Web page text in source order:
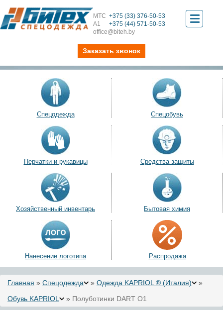
МТС +375 (33) 376-50-53
А1
+375 (44) 571-50-53
office@biteh.by
Toggle
Заказать звонок
Спецодежда Спецобувь
Перчатки и рукавицы Средства защиты
Хозяйственный инвентарь Бытовая химия
Нанесение логотипа Распродажа
Вы здесь
Главная » Спецодежда » Одежда KAPRIOL ® (Италия)
»
Обувь KAPRIOL
» Полуботинки DART O1